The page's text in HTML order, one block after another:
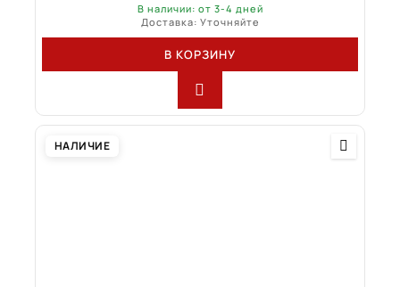
В наличии: от 3-4 дней
Доставка: Уточняйте
В КОРЗИНУ
НАЛИЧИЕ